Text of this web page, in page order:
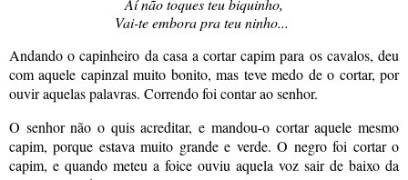
Aí não toques teu biquinho,
Vai-te embora pra teu ninho...
Andando o capinheiro da casa a cortar capim para os cavalos, deu
com aquele capinzal muito bonito, mas teve medo de o cortar, por
ouvir aquelas palavras. Correndo foi contar ao senhor.
O senhor não o quis acreditar, e mandou-o cortar aquele mesmo
capim, porque estava muito grande e verde. O negro foi cortar o
capim, e quando meteu a foice ouviu aquela voz sair de baixo da